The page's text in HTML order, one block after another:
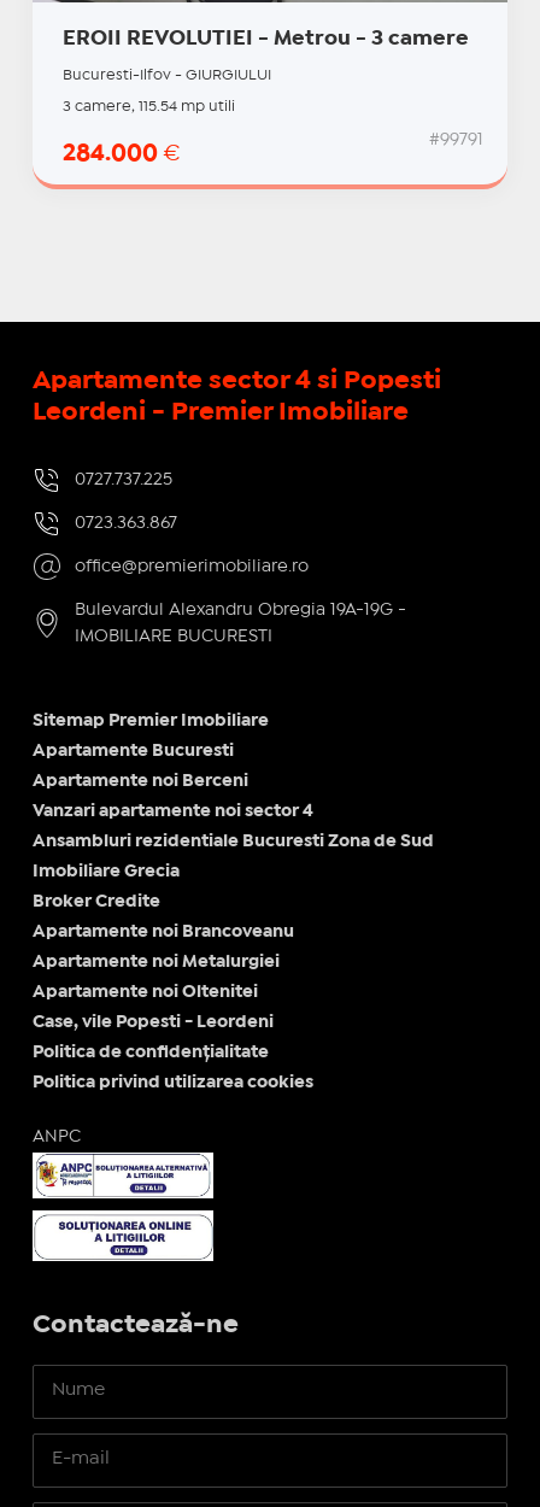
EROII REVOLUTIEI - Metrou - 3 camere
Bucuresti-Ilfov - GIURGIULUI
3 camere, 115.54 mp utili
284.000 €
#99791
Apartamente sector 4 si Popesti
Leordeni - Premier Imobiliare
0727.737.225
0723.363.867
office@premierimobiliare.ro
Bulevardul Alexandru Obregia 19A-19G -
IMOBILIARE BUCURESTI
Sitemap Premier Imobiliare
Apartamente Bucuresti
Apartamente noi Berceni
Vanzari apartamente noi sector 4
Ansambluri rezidentiale Bucuresti Zona de Sud
Imobiliare Grecia
Broker Credite
Apartamente noi Brancoveanu
Apartamente noi Metalurgiei
Apartamente noi Oltenitei
Case, vile Popesti - Leordeni
Politica de confidențialitate
Politica privind utilizarea cookies
ANPC
Contactează-ne